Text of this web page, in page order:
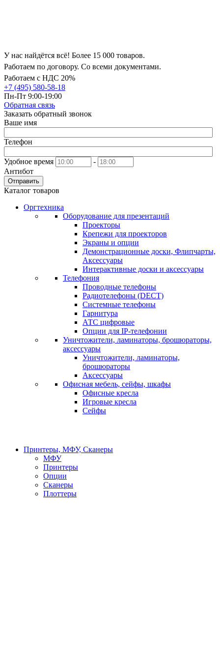
У нас найдётся всё! Более 15 000 товаров.
Работаем по договору. Со всеми документами.
Работаем с НДС 20%
+7 (495) 580-58-18
Пн-Пт 9:00-19:00
Обратная связь
Заказать обратный звонок
Ваше имя
Телефон
Удобное время
-
Антибот
Отправить
Каталог товаров
Оргтехника
Оборудование для презентаций
Проекторы
Крепежи для проекторов
Экраны и опции
Демонстрационные доски, Флипчарты,
Аксессуары
Интерактивные доски и аксессуары
Телефония
Проводные телефоны
Радиотелефоны (DECT)
Системные телефоны
Гарнитура
АТС цифровые
Опции для IP-телефонии
Уничтожители, ламинаторы, брошюраторы,
аксессуары
Уничтожители, ламинаторы,
брошюраторы
Аксессуары
Офисная мебель, сейфы, шкафы
Офисные кресла
Игровые кресла
Сейфы
Принтеры, МФУ, Сканеры
МФУ
Принтеры
Опции
Сканеры
Плоттеры